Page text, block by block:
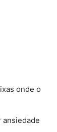
onde o